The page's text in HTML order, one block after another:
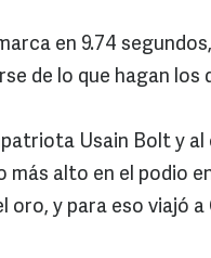
en 9.74
de lo que hagan los
Usain Bolt y al
más alto en el podio
oro, y para eso viajó a